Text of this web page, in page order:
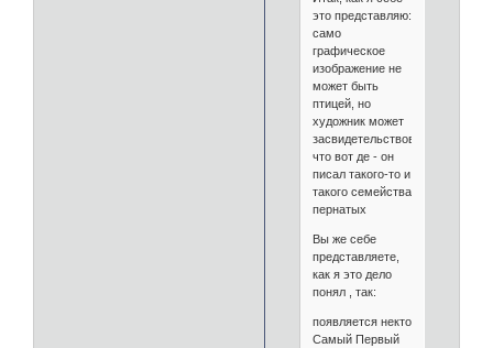
это представляю:
само
графическое
изображение не
может быть
птицей, но
художник может
засвидетельствовать,
что вот де - он
писал такого-то и
такого семейства
пернатых
Вы же себе
представляете,
как я это дело
понял , так:
появляется некто
Самый Первый